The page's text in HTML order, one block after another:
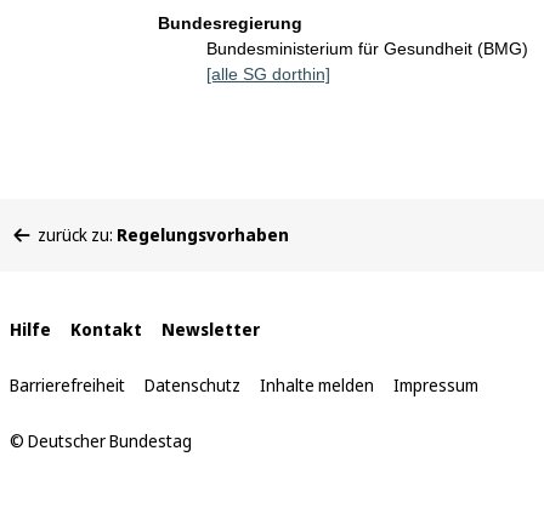
Bundesregierung
Bundesministerium für Gesundheit (BMG)
[alle SG dorthin]
befinden
zurück zu: Regelungsvorhaben
Interne
Links
Hilfe Kontakt Newsletter
Barrierefreiheit Datenschutz Inhalte melden Impressum
© Deutscher Bundestag